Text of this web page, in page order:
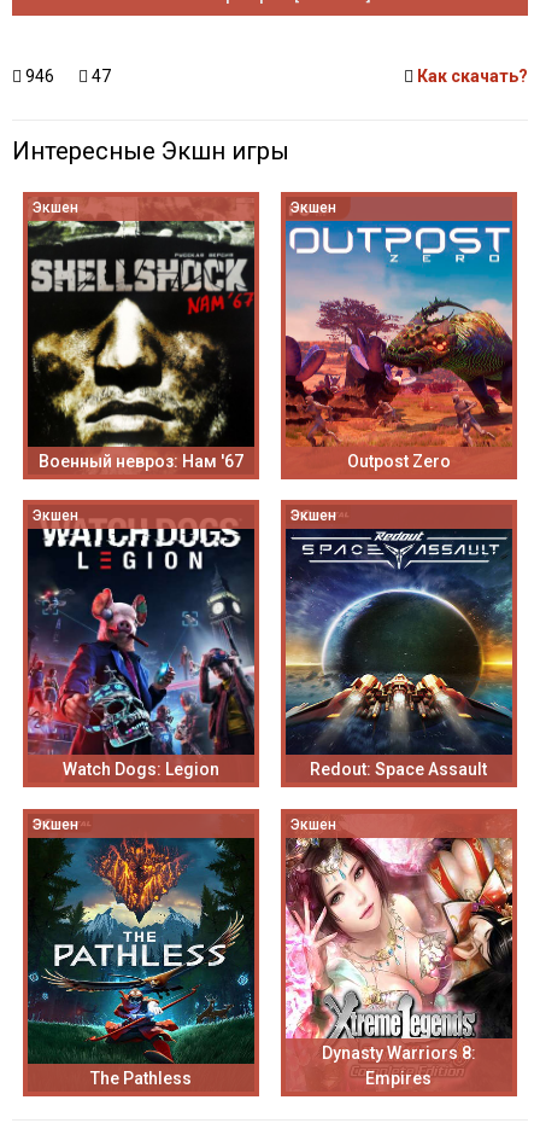
946 47 Как скачать?
Интересные Экшн игры
Экшен
Военный невроз: Нам '67
Экшен
Outpost Zero
Экшен
Watch Dogs: Legion
Экшен
Redout: Space Assault
Экшен
The Pathless
Экшен
Dynasty Warriors 8:
Empires